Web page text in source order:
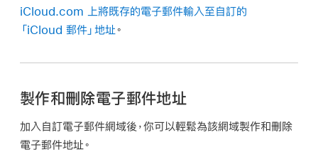
iCloud.com 上將既存的電子郵件輸入至自訂的
「iCloud 郵件」地址。
製作和刪除電子郵件地址
加入自訂電子郵件網域後，你可以輕鬆為該網域製作和刪除
電子郵件地址。